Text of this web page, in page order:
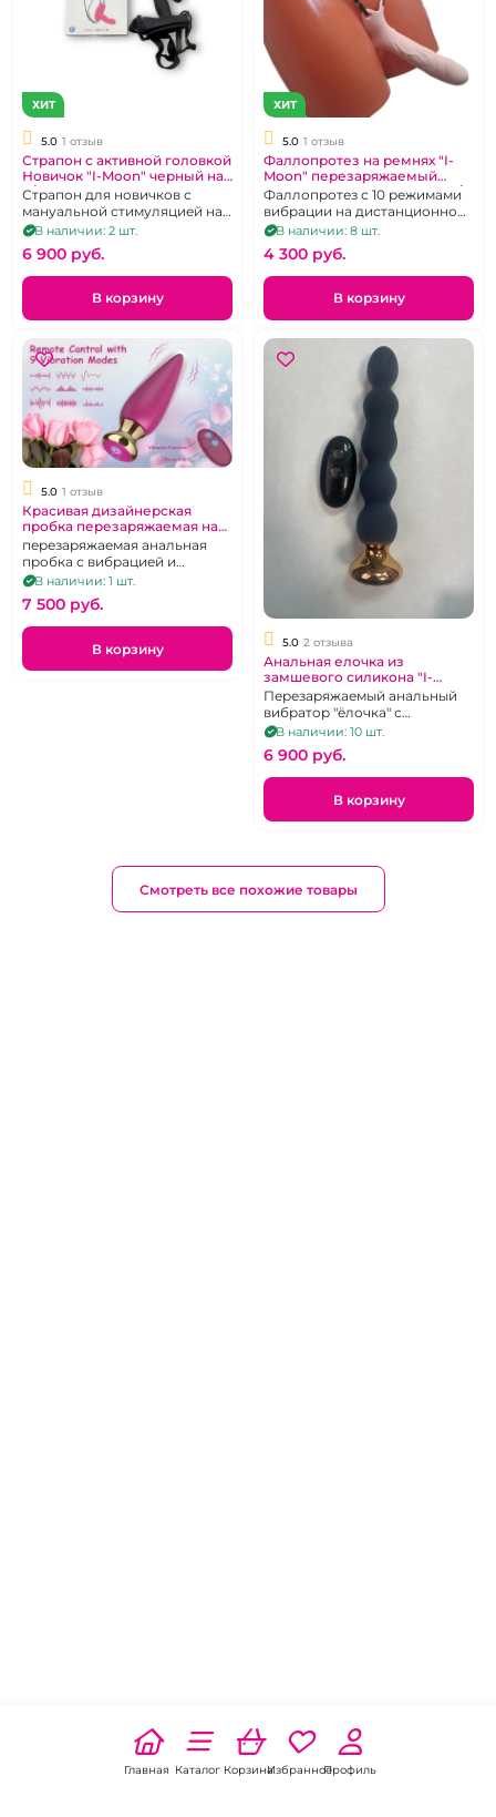
ХИТ
5.0 1 отзыв
Страпон с активной головкой
Новичок "I-Moon" черный на
д/у
Страпон для новичков с
мануальной стимуляцией на
магнитной зарядке.
В наличии: 2 шт.
6 900 pуб.
В корзину
ХИТ
5.0 1 отзыв
Фаллопротез на ремнях "I-
Moon" перезаряжаемый
телесный с вибрацией на д/у
Фаллопротез с 10 режимами
вибрации на дистанционном
управлении, на регулируемых
В наличии: 8 шт.
4 300 pуб.
В корзину
5.0 1 отзыв
Красивая дизайнерская
пробка перезаряжаемая на
дистанционном управлении
"I-Moon"
перезаряжаемая анальная
пробка с вибрацией и
подогревом на
радиоуправлении
В наличии: 1 шт.
7 500 pуб.
В корзину 5.0 2 отзыва
Анальная елочка из
замшевого силикона "I-
Moon" длинная черная
перезаряжаемая на д\у
Перезаряжаемый анальный
вибратор "ёлочка" с
возможностью
дистанционного управления.
В наличии: 10 шт.
6 900 pуб.
В корзину
Смотреть все похожие товары
Главная Каталог КорзинаИзбранноеПрофиль